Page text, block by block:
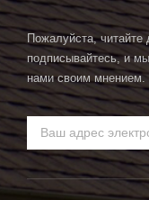
Пожалуйста, читайте
подписывайтесь, и
нами своим мнением.